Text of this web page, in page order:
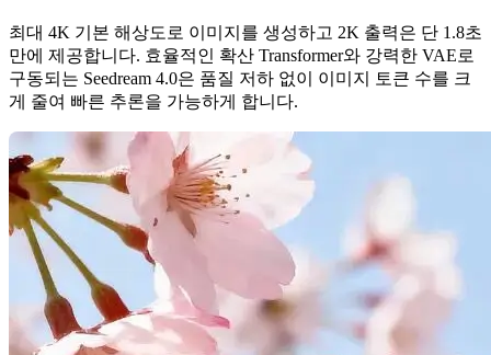
최대 4K 기본 해상도로 이미지를 생성하고 2K 출력은 단 1.8초
만에 제공합니다. 효율적인 확산 Transformer와 강력한 VAE로
구동되는 Seedream 4.0은 품질 저하 없이 이미지 토큰 수를 크
게 줄여 빠른 추론을 가능하게 합니다.